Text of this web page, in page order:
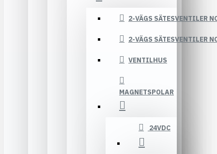
2-VÄGS SÄTESVENTILER
2-VÄGS SÄTESVENTILER
VENTILHUS
MAGNETSPOLAR
24VDC